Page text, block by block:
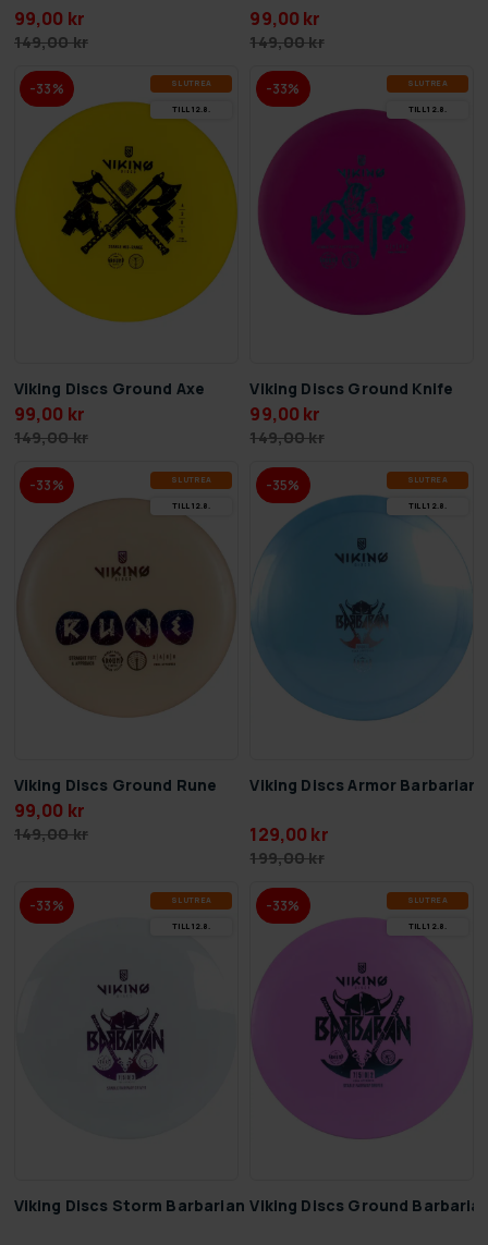
99,00 kr
149,00 kr
99,00 kr
149,00 kr
-33% SLUT­REA
TILL 12.8.
Viking Discs Ground Axe
99,00 kr
149,00 kr
-33% SLUT­REA
TILL 12.8.
Viking Discs Ground Knife
99,00 kr
149,00 kr
-33% SLUT­REA
TILL 12.8.
Viking Discs Ground Rune
99,00 kr
149,00 kr
-35% SLUT­REA
TILL 12.8.
Viking Discs Armor Barbarian
129,00 kr
199,00 kr
-33% SLUT­REA
TILL 12.8.
Viking Discs Storm Barbarian
-33% SLUT­REA
TILL 12.8.
Viking Discs Ground